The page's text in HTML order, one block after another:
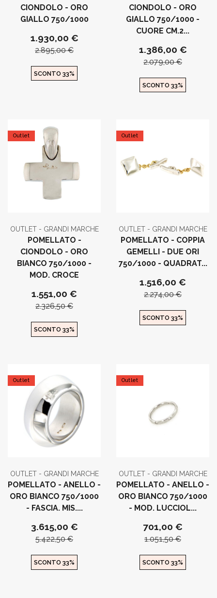
CIONDOLO - ORO
GIALLO 750/1000
1.930,00 €
2.895,00 €
SCONTO 33%
CIONDOLO - ORO
GIALLO 750/1000 -
CUORE CM.2...
1.386,00 €
2.079,00 €
SCONTO 33%
Outlet
OUTLET - GRANDI MARCHE
POMELLATO -
CIONDOLO - ORO
BIANCO 750/1000 -
MOD. CROCE
1.551,00 €
2.326,50 €
SCONTO 33%
Outlet
OUTLET - GRANDI MARCHE
POMELLATO - COPPIA
GEMELLI - DUE ORI
750/1000 - QUADRAT...
1.516,00 €
2.274,00 €
SCONTO 33%
Outlet
OUTLET - GRANDI MARCHE
POMELLATO - ANELLO -
ORO BIANCO 750/1000
- FASCIA. MIS....
3.615,00 €
5.422,50 €
SCONTO 33%
Outlet
OUTLET - GRANDI MARCHE
POMELLATO - ANELLO -
ORO BIANCO 750/1000
- MOD. LUCCIOL...
701,00 €
1.051,50 €
SCONTO 33%